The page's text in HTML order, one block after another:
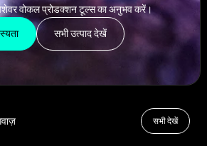
वोकल प्रोडक्शन टूल्स का अनुभव करें।
सभी उत्पाद देखें
सभी देखें